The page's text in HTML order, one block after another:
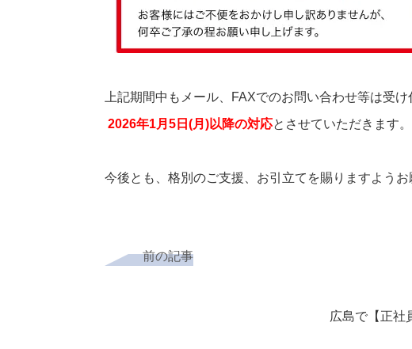
上記期間中もメール、FAXでのお問い合わせ等は受け
2026年1月5日(月)以降の対応とさせていただきます。
今後とも、格別のご支援、お引立てを賜りますよう
前の記事
広島で【正社